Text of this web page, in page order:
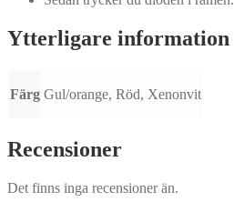
Ytterligare information
Färg Gul/orange, Röd, Xenonvit
Recensioner
Det finns inga recensioner än.